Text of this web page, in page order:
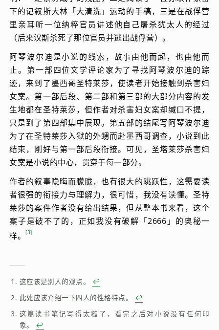
下的记叙斯大林「大清洗」运动的手稿，三是在战俘营
里亲耳听一位纳粹官员讲述他自己屠杀犹太人的经过
（后来汉斯杀死了那位官员并逃出战俘营）。
阿琴波尔迪是小说的线索，故事由他而起，也由他而
止。第一部四位文学评论家为了寻找阿琴波尔迪的踪
迹，来到了墨西哥圣特莱莎，使读者开始接触到杀害妇
女案。第一部后段、第二部和第三部的大部分内容的发
生地都在圣特莱莎，但作者对杀害妇女案却缄口不提，
只是到了第四部集中展现。第五部的结尾写阿琴波尔迪
为了在圣特莱莎入狱的外甥而赴墨西哥调查，小说到此
结束，刚好与第一部后段衔接。可见，圣塔莱莎杀害妇
女案是小说的中心，贯穿于每一部分。
作者的叙事隐晦而朦胧，也有很大的跳跃性，这需要读
者很强的衔接力与理解力，很可惜，我没有读懂。圣特
莱莎的案件作者没有给出结果，但从整本书来看，这个
案子是破不了的，正如我没有破解「2666」的奥秘一
样。 3
这应该是别人的观点。 ↩︎
此处应该介绍一下四人的性格特点。 ↩︎
这篇读书笔记写得太糙了，看完之后对小说没有任何印
象。 ↩︎